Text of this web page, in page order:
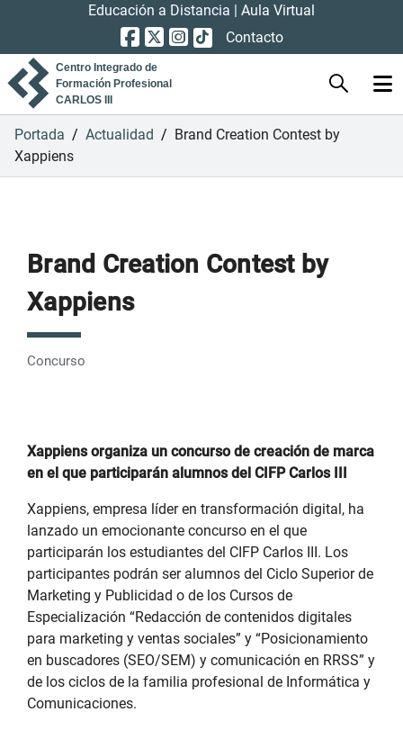
Educación a Distancia | Aula Virtual
Contacto
Centro Integrado de
Formación Profesional
CARLOS III
Portada / Actualidad / Brand Creation Contest by
Xappiens
Brand Creation Contest by
Xappiens
Concurso
Xappiens organiza un concurso de creación de marca
en el que participarán alumnos del CIFP Carlos III
Xappiens, empresa líder en transformación digital, ha
lanzado un emocionante concurso en el que
participarán los estudiantes del CIFP Carlos III. Los
participantes podrán ser alumnos del Ciclo Superior de
Marketing y Publicidad o de los Cursos de
Especialización “Redacción de contenidos digitales
para marketing y ventas sociales” y “Posicionamiento
en buscadores (SEO/SEM) y comunicación en RRSS” y
de los ciclos de la familia profesional de Informática y
Comunicaciones.